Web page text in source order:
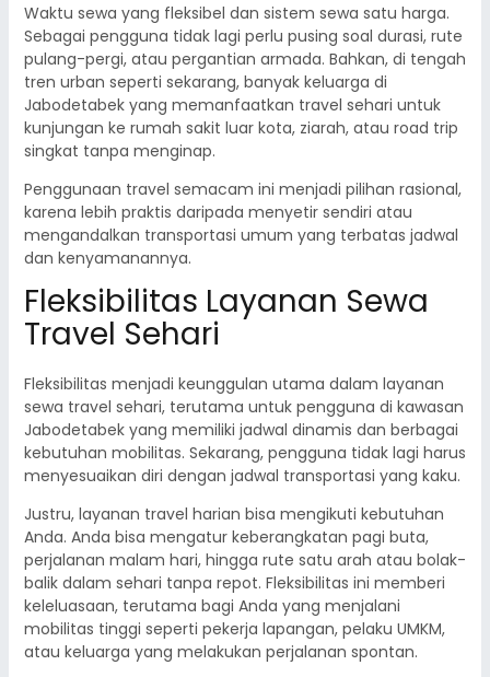
Waktu sewa yang fleksibel dan sistem sewa satu harga.
Sebagai pengguna tidak lagi perlu pusing soal durasi, rute
pulang-pergi, atau pergantian armada. Bahkan, di tengah
tren urban seperti sekarang, banyak keluarga di
Jabodetabek yang memanfaatkan travel sehari untuk
kunjungan ke rumah sakit luar kota, ziarah, atau road trip
singkat tanpa menginap.
Penggunaan travel semacam ini menjadi pilihan rasional,
karena lebih praktis daripada menyetir sendiri atau
mengandalkan transportasi umum yang terbatas jadwal
dan kenyamanannya.
Fleksibilitas Layanan Sewa
Travel Sehari
Fleksibilitas menjadi keunggulan utama dalam layanan
sewa travel sehari, terutama untuk pengguna di kawasan
Jabodetabek yang memiliki jadwal dinamis dan berbagai
kebutuhan mobilitas. Sekarang, pengguna tidak lagi harus
menyesuaikan diri dengan jadwal transportasi yang kaku.
Justru, layanan travel harian bisa mengikuti kebutuhan
Anda. Anda bisa mengatur keberangkatan pagi buta,
perjalanan malam hari, hingga rute satu arah atau bolak-
balik dalam sehari tanpa repot. Fleksibilitas ini memberi
keleluasaan, terutama bagi Anda yang menjalani
mobilitas tinggi seperti pekerja lapangan, pelaku UMKM,
atau keluarga yang melakukan perjalanan spontan.